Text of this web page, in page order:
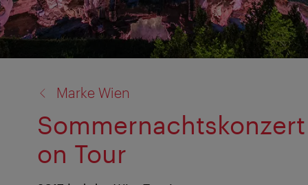
Marke Wien
Sommernachtskonzert
on Tour